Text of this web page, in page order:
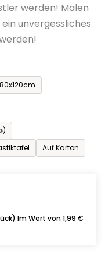
werden! Malen
unvergessliches
80x120cm
Auf Karton
Im Wert von 1,99 €